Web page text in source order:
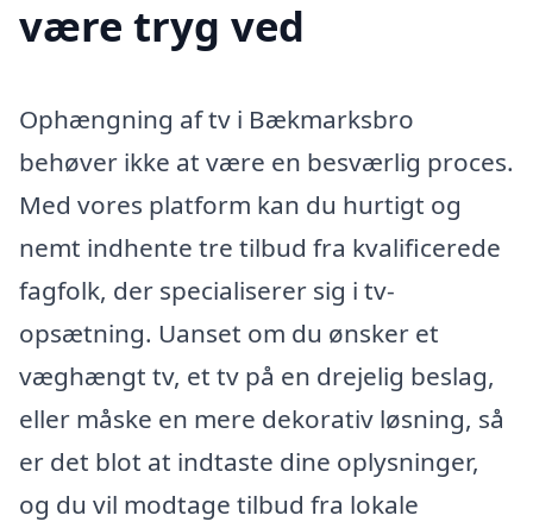
være tryg ved
Ophængning af tv i Bækmarksbro
behøver ikke at være en besværlig proces.
Med vores platform kan du hurtigt og
nemt indhente tre tilbud fra kvalificerede
fagfolk, der specialiserer sig i tv-
opsætning. Uanset om du ønsker et
væghængt tv, et tv på en drejelig beslag,
eller måske en mere dekorativ løsning, så
er det blot at indtaste dine oplysninger,
og du vil modtage tilbud fra lokale